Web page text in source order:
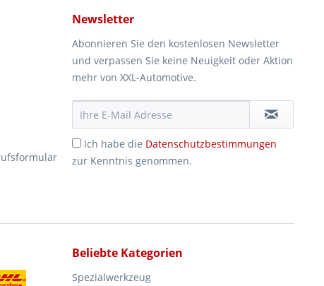
Newsletter
Abonnieren Sie den kostenlosen Newsletter
und verpassen Sie keine Neuigkeit oder Aktion
mehr von XXL-Automotive.
Ich habe die Datenschutzbestimmungen
zur Kenntnis genommen.
Beliebte Kategorien
Spezialwerkzeug